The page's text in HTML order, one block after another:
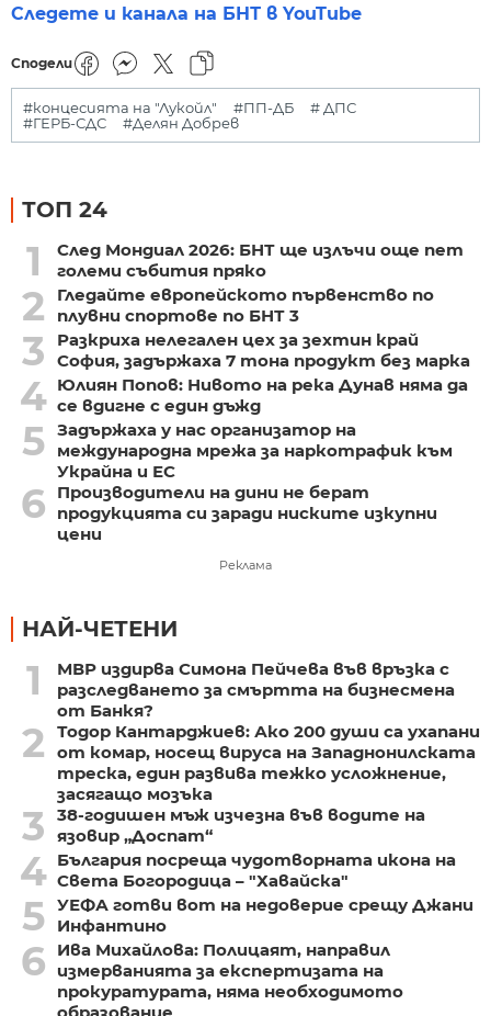
Следете и канала на БНТ в YouTube
Сподели
#концесията на "Лукойл" #ПП-ДБ
# ДПС
#ГЕРБ-СДС
#Делян Добрев
ТОП 24
1
След Мондиал 2026: БНТ ще излъчи още пет
големи събития пряко
2
Гледайте европейското първенство по
плувни спортове по БНТ 3
3
Разкриха нелегален цех за зехтин край
София, задържаха 7 тона продукт без марка
4 Юлиян Попов: Нивото на река Дунав няма да
се вдигне с един дъжд
5 Задържаха у нас организатор на
международна мрежа за наркотрафик към
Украйна и ЕС
6
Производители на дини не берат
продукцията си заради ниските изкупни
цени
Реклама
НАЙ-ЧЕТЕНИ
1
МВР издирва Симона Пейчева във връзка с
разследването за смъртта на бизнесмена
от Банкя?
2
Тодор Кантарджиев: Ако 200 души са ухапани
от комар, носещ вируса на Западнонилската
треска, един развива тежко усложнение,
засягащо мозъка
3
38-годишен мъж изчезна във водите на
язовир „Доспат“
4 България посреща чудотворната икона на
Света Богородица – "Хавайска"
5 УЕФА готви вот на недоверие срещу Джани
Инфантино
6
Ива Михайлова: Полицаят, направил
измерванията за експертизата на
прокуратурата, няма необходимото
образование